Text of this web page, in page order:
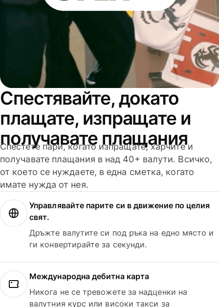
Спестявайте, докато
плащате, изпращате и
получавате плащания
Спестете пари, когато изпращате, харчите и
получавате плащания в над 40+ валути. Всичко,
от което се нуждаете, в една сметка, когато
имате нужда от нея.
Управлявайте парите си в движение по целия
свят.
Дръжте валутите си под ръка на едно място и
ги конвертирайте за секунди.
Международна дебитна карта
Никога не се тревожете за надценки на
валутния курс или високи такси за